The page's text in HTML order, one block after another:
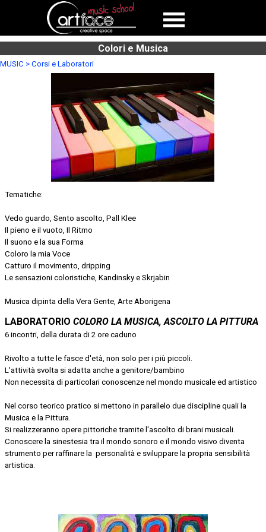
Colori e Musica
MUSIC > Corsi e Laboratori
Tematiche:
Vedo guardo, Sento ascolto, Pall Klee
Il pieno e il vuoto, Il Ritmo
Il suono e la sua Forma
Coloro la mia Voce
Catturo il movimento, dripping
Le sensazioni coloristiche, Kandinsky e Skrjabin
Musica dipinta della Vera Gente, Arte Aborigena
LABORATORIO COLORO LA MUSICA, ASCOLTO LA PITTURA
6 incontri, della durata di 2 ore caduno
Rivolto a tutte le fasce d'età, non solo per i più piccoli.
L'attività svolta si adatta anche a genitore/bambino
Non necessita di particolari conoscenze nel mondo musicale ed artistico
Nel corso teorico pratico si mettono in parallelo due discipline quali la
Musica e la Pittura.
Si realizzeranno opere pittoriche tramite l'ascolto di brani musicali.
Conoscere la sinestesia tra il mondo sonoro e il mondo visivo diventa
strumento per raffinare la personalità e sviluppare la propria sensibilità
artistica.